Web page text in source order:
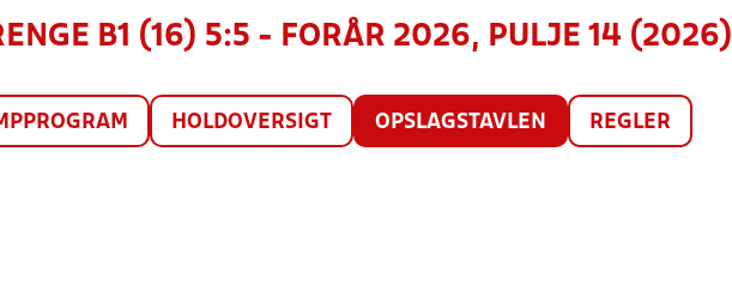
B1 (16) 5:5 - FORÅR 2026, PULJE 14 (2026)
HOLDOVERSIGT OPSLAGSTAVLEN REGLER